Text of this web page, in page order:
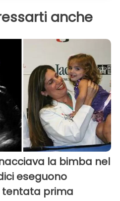
anche
la bimba nel
eseguono
tentata prima